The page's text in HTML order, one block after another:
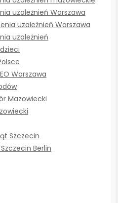
uzależnień Warszawa
uzależnień Warszawa
uzależnień
Warszawa
Mazowiecki
Szczecin
Berlin